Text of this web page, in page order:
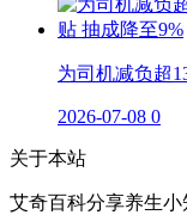
为司机减负超
2026-07-08 0
关于本站
艾奇百科分享养生